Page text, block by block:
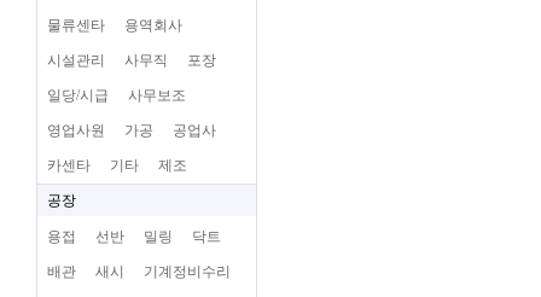
물류센타 용역회사
시설관리 사무직 포장
일당/시급 사무보조
영업사원 가공 공업사
카센타 기타 제조
공장
용접 선반 밀링 닥트
배관 새시 기계정비수리